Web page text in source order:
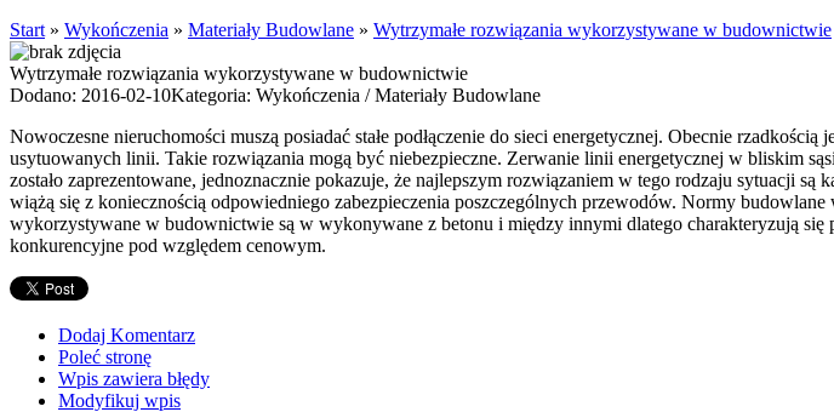
Start » Wykończenia » Materiały Budowlane » Wytrzymałe rozwiązania wykorzystywane w budownictwie
Wytrzymałe rozwiązania wykorzystywane w budownictwie
Dodano: 2016-02-10Kategoria: Wykończenia / Materiały Budowlane
Nowoczesne nieruchomości muszą posiadać stałe podłączenie do sieci energetycznej. Obecnie
usytuowanych linii. Takie rozwiązania mogą być niebezpieczne. Zerwanie linii energetycznej w bliskim
zostało zaprezentowane, jednoznacznie pokazuje, że najlepszym rozwiązaniem w tego rodzaju sytuacji
wiążą się z koniecznością odpowiedniego zabezpieczenia poszczególnych przewodów. Normy
wykorzystywane w budownictwie są w wykonywane z betonu i między innymi dlatego charakteryzują
konkurencyjne pod względem cenowym.
Dodaj Komentarz
Poleć stronę
Wpis zawiera błędy
Modyfikuj wpis